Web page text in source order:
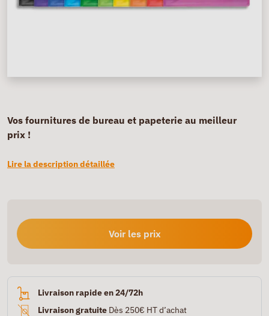
Vos fournitures de bureau et papeterie au meilleur
prix !
Lire la description détaillée
Voir les prix
Livraison rapide en 24/72h
Livraison gratuite Dès 250€ HT d’achat